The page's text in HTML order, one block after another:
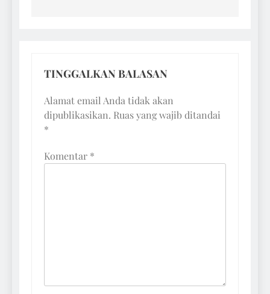
TINGGALKAN BALASAN
Alamat email Anda tidak akan
dipublikasikan. Ruas yang wajib ditandai
*
Komentar *